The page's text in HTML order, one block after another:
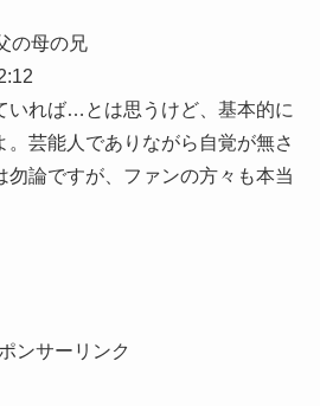
の母の兄
いれば…とは思うけど、基本的に
。芸能人でありながら自覚が無さ
勿論ですが、ファンの方々も本当
ンサーリンク